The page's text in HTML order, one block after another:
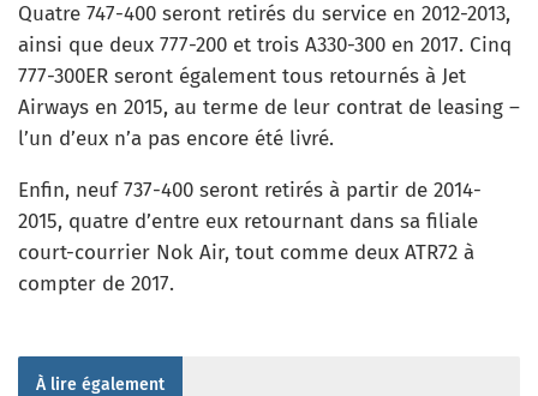
Quatre 747-400 seront retirés du service en 2012-2013,
ainsi que deux 777-200 et trois A330-300 en 2017. Cinq
777-300ER seront également tous retournés à Jet
Airways en 2015, au terme de leur contrat de leasing –
l’un d’eux n’a pas encore été livré.
Enfin, neuf 737-400 seront retirés à partir de 2014-
2015, quatre d’entre eux retournant dans sa filiale
court-courrier Nok Air, tout comme deux ATR72 à
compter de 2017.
À lire également